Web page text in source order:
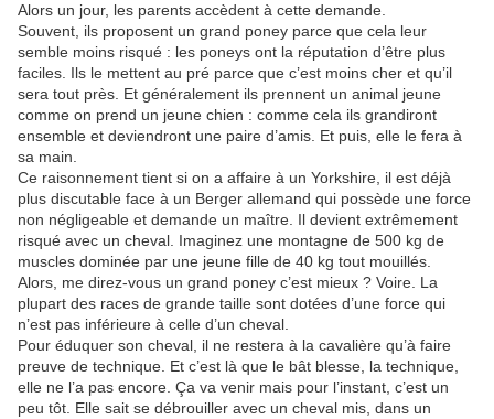
Alors un jour, les parents accèdent à cette demande.
Souvent, ils proposent un grand poney parce que cela leur
semble moins risqué : les poneys ont la réputation d’être plus
faciles. Ils le mettent au pré parce que c’est moins cher et qu’il
sera tout près. Et généralement ils prennent un animal jeune
comme on prend un jeune chien : comme cela ils grandiront
ensemble et deviendront une paire d’amis. Et puis, elle le fera à
sa main.
Ce raisonnement tient si on a affaire à un Yorkshire, il est déjà
plus discutable face à un Berger allemand qui possède une force
non négligeable et demande un maître. Il devient extrêmement
risqué avec un cheval. Imaginez une montagne de 500 kg de
muscles dominée par une jeune fille de 40 kg tout mouillés.
Alors, me direz-vous un grand poney c’est mieux ? Voire. La
plupart des races de grande taille sont dotées d’une force qui
n’est pas inférieure à celle d’un cheval.
Pour éduquer son cheval, il ne restera à la cavalière qu’à faire
preuve de technique. Et c’est là que le bât blesse, la technique,
elle ne l’a pas encore. Ça va venir mais pour l’instant, c’est un
peu tôt. Elle sait se débrouiller avec un cheval mis, dans un